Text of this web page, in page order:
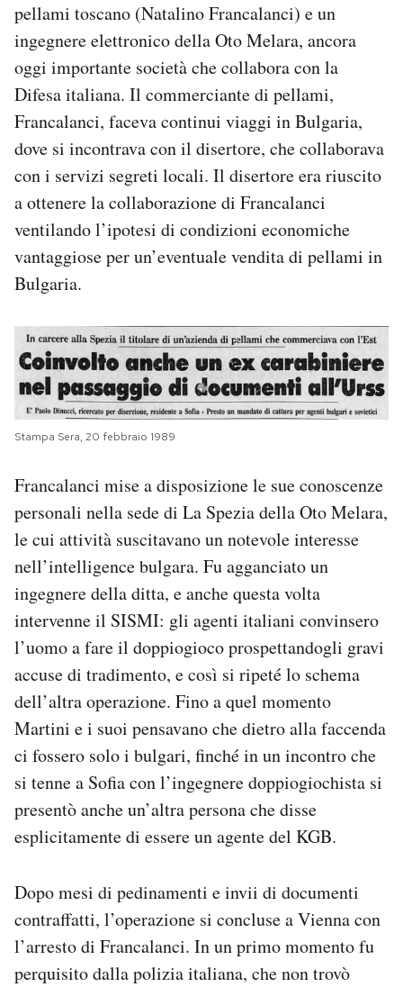
pellami toscano (Natalino Francalanci) e un
ingegnere elettronico della Oto Melara, ancora
oggi importante società che collabora con la
Difesa italiana. Il commerciante di pellami,
Francalanci, faceva continui viaggi in Bulgaria,
dove si incontrava con il disertore, che collaborava
con i servizi segreti locali. Il disertore era riuscito
a ottenere la collaborazione di Francalanci
ventilando l’ipotesi di condizioni economiche
vantaggiose per un’eventuale vendita di pellami in
Bulgaria.
Stampa Sera, 20 febbraio 1989
Francalanci mise a disposizione le sue conoscenze
personali nella sede di La Spezia della Oto Melara,
le cui attività suscitavano un notevole interesse
nell’intelligence bulgara. Fu agganciato un
ingegnere della ditta, e anche questa volta
intervenne il SISMI: gli agenti italiani convinsero
l’uomo a fare il doppiogioco prospettandogli gravi
accuse di tradimento, e così si ripeté lo schema
dell’altra operazione. Fino a quel momento
Martini e i suoi pensavano che dietro alla faccenda
ci fossero solo i bulgari, finché in un incontro che
si tenne a Sofia con l’ingegnere doppiogiochista si
presentò anche un’altra persona che disse
esplicitamente di essere un agente del KGB.
Dopo mesi di pedinamenti e invii di documenti
contraffatti, l’operazione si concluse a Vienna con
l’arresto di Francalanci. In un primo momento fu
perquisito dalla polizia italiana, che non trovò